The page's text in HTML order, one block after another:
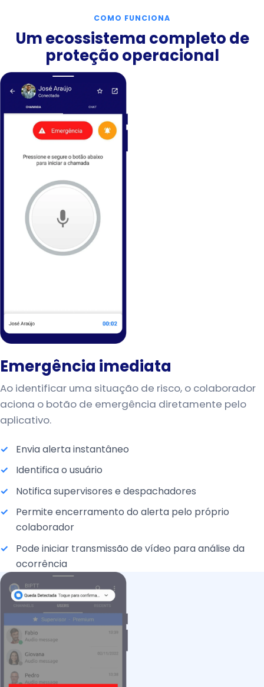
COMO FUNCIONA
Um ecossistema completo de
proteção operacional
Emergência imediata
Ao identificar uma situação de risco, o colaborador
aciona o botão de emergência diretamente pelo
aplicativo.
Envia alerta instantâneo
Identifica o usuário
Notifica supervisores e despachadores
Permite encerramento do alerta pelo próprio
colaborador
Pode iniciar transmissão de vídeo para análise da
ocorrência